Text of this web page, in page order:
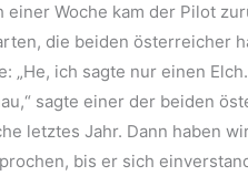
einer Woche kam der Pilot
die beiden österreicher
„He, ich sagte nur einen
sagte einer der beiden
letztes Jahr. Dann haben
bis er sich